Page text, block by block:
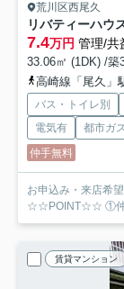
荒川区西尾久
リバティーハウ
7.4万円 管理/共
33.06㎡ (1DK) /築
高崎線「尾久」
バス・トイレ別
電気有
都市ガ
仲手無料
お申込み・来店希
☆☆POINT☆☆ ①仲
賃貸マンション